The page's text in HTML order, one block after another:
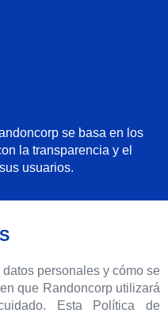
se basa en los
la transparencia y el
usuarios.
personales y cómo se
que Randoncorp utilizará
Esta Política de